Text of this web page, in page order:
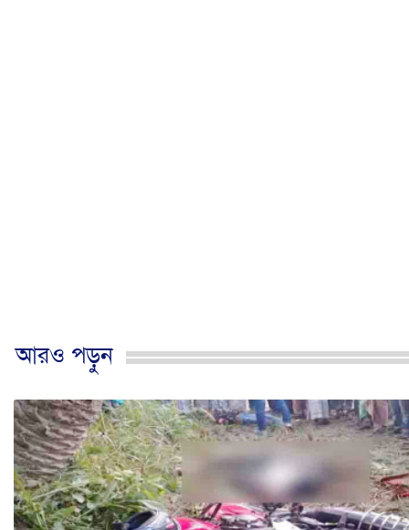
আরও পড়ুন